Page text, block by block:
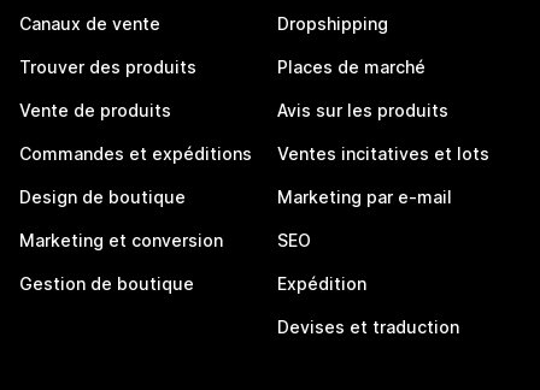
Canaux de vente
Trouver des produits
Vente de produits
Commandes et expéditions
Design de boutique
Marketing et conversion
Gestion de boutique
Dropshipping
Places de marché
Avis sur les produits
Ventes incitatives et lots
Marketing par e-mail
SEO
Expédition
Devises et traduction